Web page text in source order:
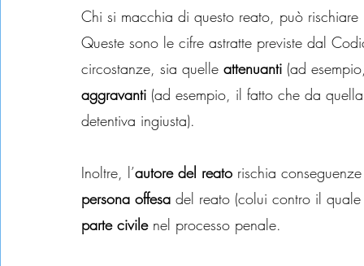
Chi si macchia di questo reato, può
Queste sono le cifre astratte previste dal
circostanze, sia quelle attenuanti (ad
aggravanti (ad esempio, il fatto che da
detentiva ingiusta).
Inoltre, l’autore del reato rischia
persona offesa del reato (colui contro il
parte civile nel processo penale.